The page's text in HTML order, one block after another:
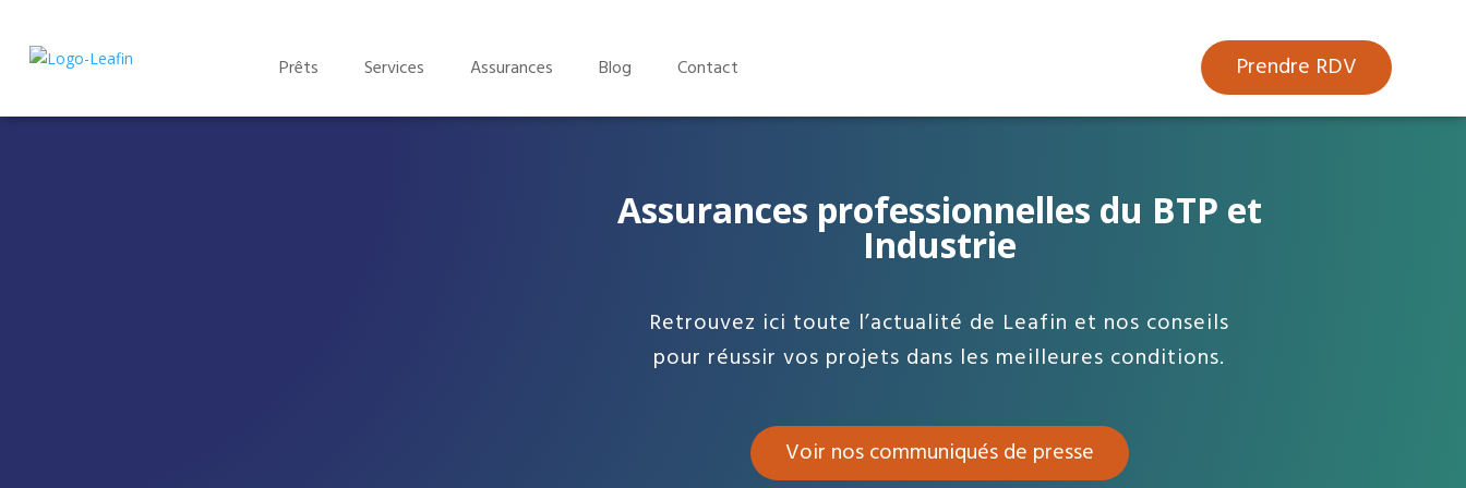
Prêts Services Assurances Blog Contact Prendre RDV
Assurances professionnelles du BTP et
Industrie
Retrouvez ici toute l’actualité de Leafin et nos conseils
pour réussir vos projets dans les meilleures conditions.
Voir nos communiqués de presse